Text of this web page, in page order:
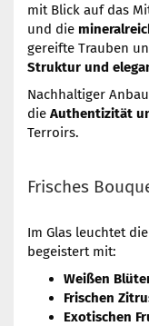
mit Blick auf das
und die
gereifte Trauben
Struktur und
Nachhaltiger
die Authentizität
Terroirs.
Frisches
Im Glas leuchtet
begeistert mit:
Weißen
Frischen
Exotischen